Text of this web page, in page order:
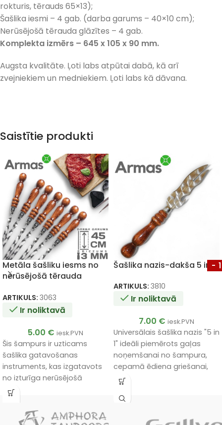
rokturis, tērauds 65×13);
Šašlika iesmi – 4 gab. (darba garums – 40×10 cm);
Nerūsējošā tērauda glāzītes – 4 gab.
Komplekta izmērs – 645 x 105 x 90 mm.
Augsta kvalitāte. Ļoti labs atpūtai dabā, kā arī
zvejniekiem un medniekiem. Ļoti labs kā dāvana.
Saistītie produkti
Metāla šašliku iesms no
nerūsējošā tērauda
ARTIKULS: 3063
Ir noliktavā
5.00 € iesk.PVN
Šis šampurs ir uzticams
šašlika gatavošanas
instruments, kas izgatavots
no izturīga nerūsējošā
tērauda ar ergonomisku
Šašlika nazis-dakša 5 in 1
ARTIKULS: 3810
Ir noliktavā
7.00 € iesk.PVN
Universālais šašlika nazis "5 in
1" ideāli piemērots gaļas
noņemšanai no šampura,
cepamā ēdiena griešanai,
iesmu tīrīšanai, kā arī
pudeļu attaisāmo.
-